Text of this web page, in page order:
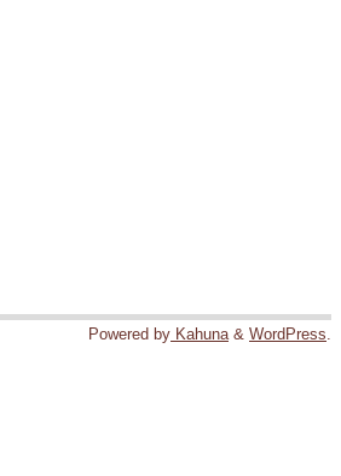
Powered by Kahuna & WordPress